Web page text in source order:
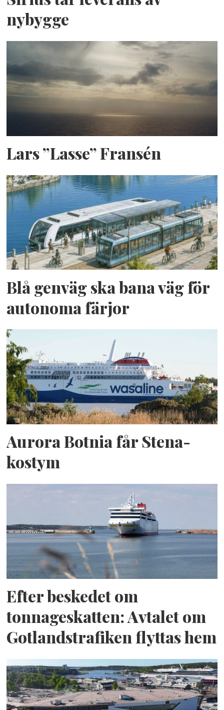
nybygge
Lars ”Lasse” Fransén
Blå genväg ska bana väg för
autonoma färjor
Aurora Botnia får Stena-
kostym
Efter beskedet om
tonnageskatten: Avtalet om
Gotlandstrafiken flyttas hem